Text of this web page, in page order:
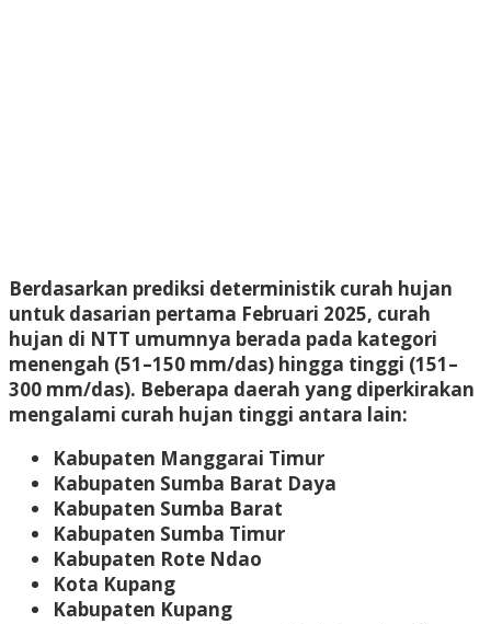
Berdasarkan prediksi deterministik curah hujan
untuk dasarian pertama Februari 2025, curah
hujan di NTT umumnya berada pada kategori
menengah (51–150 mm/das) hingga tinggi (151–
300 mm/das). Beberapa daerah yang diperkirakan
mengalami curah hujan tinggi antara lain:
Kabupaten Manggarai Timur
Kabupaten Sumba Barat Daya
Kabupaten Sumba Barat
Kabupaten Sumba Timur
Kabupaten Rote Ndao
Kota Kupang
Kabupaten Kupang